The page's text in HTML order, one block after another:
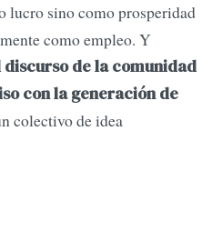
lucro sino como prosperidad
como empleo. Y
discurso de la comunidad
con la generación de
colectivo de idea